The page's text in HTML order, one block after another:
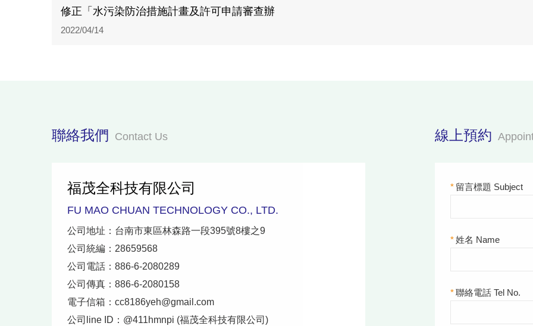
修正「水污染防治措施計畫及許可申請審查辦
2022/04/14
聯絡我們 Contact Us
福茂全科技有限公司
FU MAO CHUAN TECHNOLOGY CO., LTD.
公司地址：台南市東區林森路一段395號8樓之9
公司統編：28659568
公司電話：886-6-2080289
公司傳真：886-6-2080158
電子信箱：cc8186yeh@gmail.com
公司line ID：@411hmnpi (福茂全科技有限公司)
線上預約
* 留言標題 Subject
*姓名 Name
*聯絡電話 Tel No.